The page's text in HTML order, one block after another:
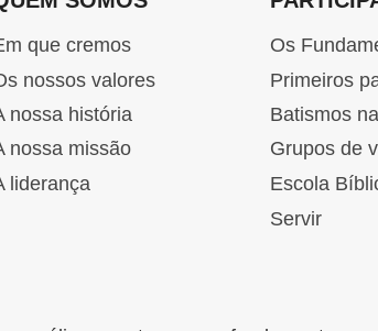
que cremos
nossos valores
nossa história
nossa missão
liderança
Os
Primeiros
Batismos
Grupos de
Escola
Servir